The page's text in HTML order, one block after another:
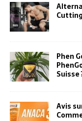
Phen
Suisse
Avis